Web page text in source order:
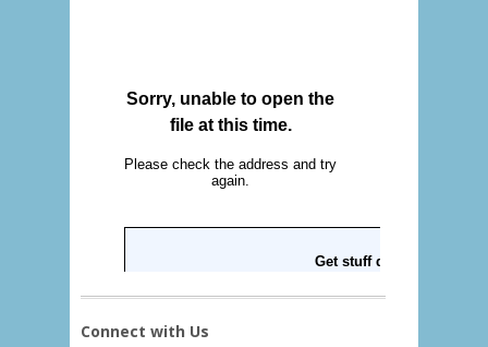
Connect with Us